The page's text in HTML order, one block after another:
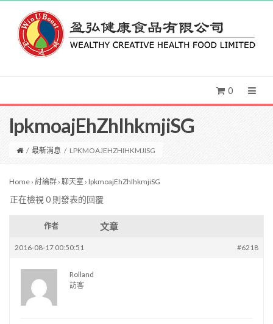
0
lpkmoajEhZhIhkmjiSG
/ 最新消息 / LPKMOAJEHZHIHKMJISG
Home › 討論群 › 聊天室 › lpkmoajEhZhIhkmjiSG
正在檢視 0 則發表的回覆
作者 文章
2016-08-17 00:50:51 #6218
Rolland
訪客